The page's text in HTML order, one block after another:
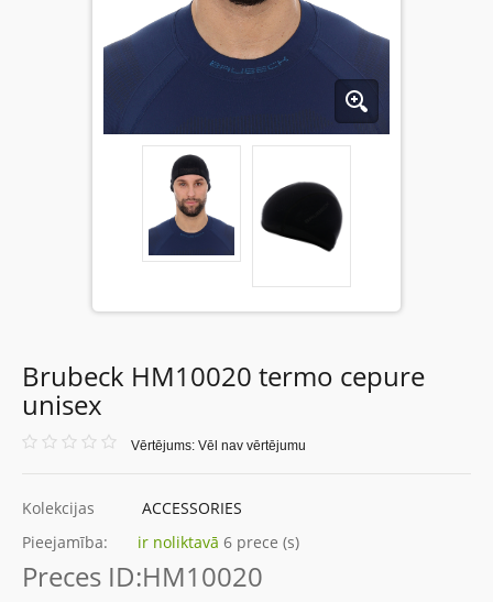
Brubeck HM10020 termo cepure
unisex
Vērtējums: Vēl nav vērtējumu
Kolekcijas
ACCESSORIES
Pieejamība:
ir noliktavā 6 prece (s)
Preces ID:HM10020